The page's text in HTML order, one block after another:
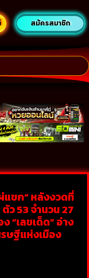
สมัครสมาชิก
แขก” หลังงวดที่
ว 53 จำนวน 27
“เลขเด็ด” อ่าง
ษฐีแห่งเมือง